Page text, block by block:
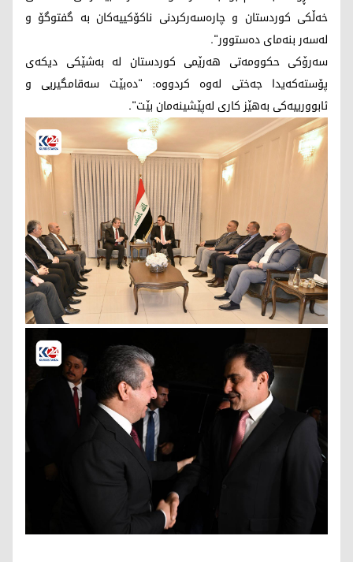
خەڵکی کوردستان و چارەسەرکردنی ناکۆکییەکان بە گفتوگۆ و
لەسەر بنەمای دەستوور".
سەرۆکی حکوومەتی هەرێمی کوردستان لە بەشێکی دیکەی
پۆستەکەیدا جەختی لەوە کردووە: "دەبێت سەقامگیریی و
ئابوورییەکی بەهێز کاری لەپێشینەمان بێت".